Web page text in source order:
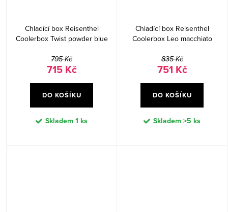
Chladící box Reisenthel
Coolerbox Twist powder blue
795 Kč
715 Kč
DO KOŠÍKU
Skladem 1 ks
Chladící box Reisenthel
Coolerbox Leo macchiato
835 Kč
751 Kč
DO KOŠÍKU
Skladem >5 ks